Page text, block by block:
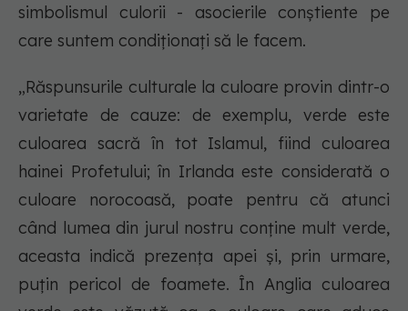
simbolismul culorii - asocierile conștiente pe
care suntem condiționați să le facem.
„Răspunsurile culturale la culoare provin dintr-o
varietate de cauze: de exemplu, verde este
culoarea sacră în tot Islamul, fiind culoarea
hainei Profetului; în Irlanda este considerată o
culoare norocoasă, poate pentru că atunci
când lumea din jurul nostru conține mult verde,
aceasta indică prezența apei și, prin urmare,
puțin pericol de foamete. În Anglia culoarea